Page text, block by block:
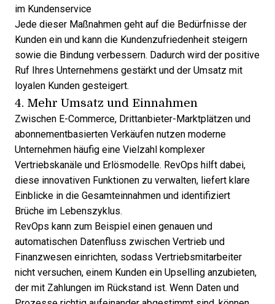
im Kundenservice
Jede dieser Maßnahmen geht auf die Bedürfnisse der
Kunden ein und kann die Kundenzufriedenheit steigern
sowie die Bindung verbessern. Dadurch wird der positive
Ruf Ihres Unternehmens gestärkt und der Umsatz mit
loyalen Kunden gesteigert.
4. Mehr Umsatz und Einnahmen
Zwischen E-Commerce, Drittanbieter-Marktplätzen und
abonnementbasierten Verkäufen nutzen moderne
Unternehmen häufig eine Vielzahl komplexer
Vertriebskanäle und Erlösmodelle. RevOps hilft dabei,
diese innovativen Funktionen zu verwalten, liefert klare
Einblicke in die Gesamteinnahmen und identifiziert
Brüche im Lebenszyklus.
RevOps kann zum Beispiel einen genauen und
automatischen Datenfluss zwischen Vertrieb und
Finanzwesen einrichten, sodass Vertriebsmitarbeiter
nicht versuchen, einem Kunden ein Upselling anzubieten,
der mit Zahlungen im Rückstand ist. Wenn Daten und